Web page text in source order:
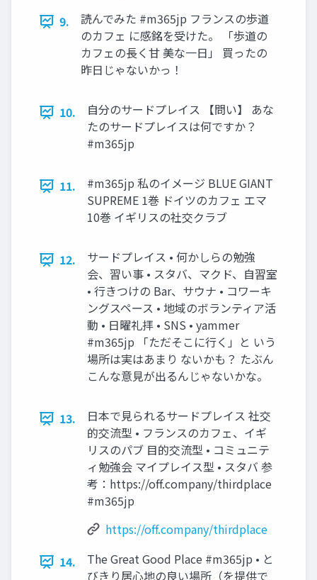
9.
読んでみた #m365jp フランスの歩道
のカフェ に感銘を受けた。 「歩道の
カフェの長く甘 美な一日」 買ったの
昨日じゃないかっ！
10.
自分のサードプレイス 【問い】 あな
たのサードプレイスは何ですか？
#m365jp
11.
#m365jp 私のイメージ BLUE GIANT
SUPREME 1巻 ドイツのカフェ エマ
10巻 イギリスの社交クラブ
12.
サードプレイス • 何かしらの勉強
会、習い事 • スタバ、マクド、自習室
• 行きつけの Bar、サウナ • コワーキ
ングスペース • 地域のボランティア活
動 • 日曜礼拝 • SNS • yammer
#m365jp 「ただそこに行く」と いう
場所は実はあまり ないかも？ たぶん
こんな意見が出るんじゃないかな。
13.
日本で見られるサードプレイス 社交
的交流型 • フランスのカフェ、イギ
リスのパブ 目的交流型 • コミュニテ
ィ勉強会 マイプレイス型 • スタバ 参
考：https://off.company/thirdplace
#m365jp
https://off.company/thirdplace
14.
The Great Good Place #m365jp • と
びきり居心地の良い場所（を提供で